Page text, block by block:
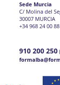
Sede Murcia
C/ Molina del
30007 MURCIA
+34 968 24 00 88
910 200 250